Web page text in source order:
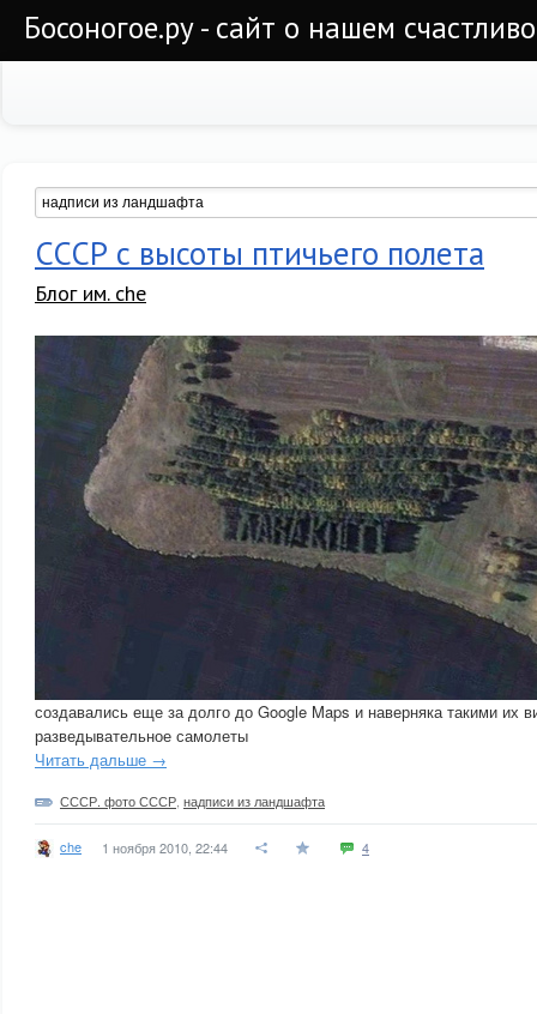
Босоногое.ру - сайт о нашем
СССР с высоты птичьего полета
Блог им. che
создавались еще за долго до Google Maps и наверняка такими их
разведывательное самолеты
Читать дальше →
СССР. фото СССР надписи из ландшафта
che 1 ноября 2010, 22:44 4